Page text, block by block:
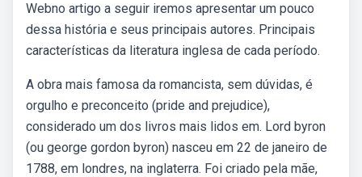
Webno artigo a seguir iremos apresentar um pouco
dessa história e seus principais autores. Principais
características da literatura inglesa de cada período.
A obra mais famosa da romancista, sem dúvidas, é
orgulho e preconceito (pride and prejudice),
considerado um dos livros mais lidos em. Lord byron
(ou george gordon byron) nasceu em 22 de janeiro de
1788, em londres, na inglaterra. Foi criado pela mãe,